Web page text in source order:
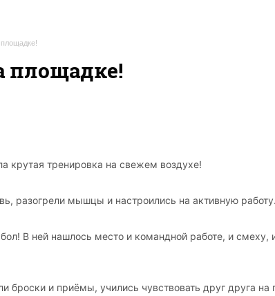
площадке!
крутая тренировка на свежем воздухе!
разогрели мышцы и настроились на активную работу.
В ней нашлось место и командной работе, и смеху,
броски и приёмы, учились чувствовать друг друга на